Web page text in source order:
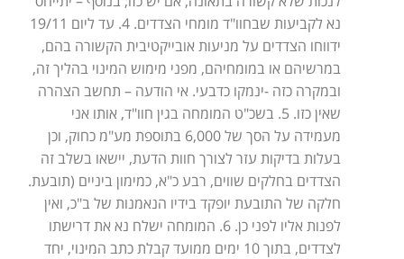
נא לקביעות שבחוו"ד מומחי הצדדים. 4. עד ליום 19/11
ידווחו הצדדים על מניעות אובייקטיבית הקשורה בהם,
במרשיהם או במומחיהם, מפני מימוש המינוי בהליך זה,
ובמקרה כזה -ינמקו כדבעי. אי הודעה – תחשב הצהרה
שאין כזו. 5. בשכ"ט המומחה בגין חוו"ד, אותו אני
מעמידה על הסך של 6,000 בתוספת מע"מ כחוק, וכן
בעלות בדיקות עזר לצורך חוות הדעת, יישאו בשלב זה
הצדדים בחלקים שווים, רבע כ"א, כמימון ביניים (תובעת.
חלקה של התובעת יופקד בידיו הנאמנות של ב"כ, ואין
לפנות אליו לפני כן. 6. המומחה ישלח נא את דרישתו
לצדדים, בתוך 10 ימים ממועד קבלת כתב המינוי, יחד